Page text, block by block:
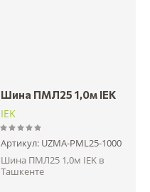
Шина ПМЛ25 1,0м IEK
IEK
Артикул: UZMA-PML25-1000
Шина ПМЛ25 1,0м IEK в
Ташкенте